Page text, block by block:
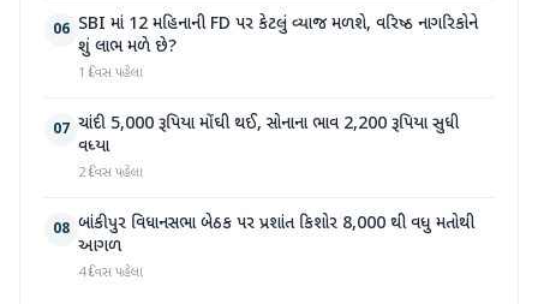
06 SBI માં 12 મહિનાની FD પર કેટલું વ્યાજ મળશે, વરિષ્ઠ નાગરિકોને
શું લાભ મળે છે?
1 દિવસ પહેલા
07 ચાંદી 5,000 રૂપિયા મોંઘી થઈ, સોનાના ભાવ 2,200 રૂપિયા સુધી
વધ્યા
2 દિવસ પહેલા
08 બાંકીપુર વિધાનસભા બેઠક પર પ્રશાંત કિશોર 8,000 થી વધુ મતોથી
આગળ
4 દિવસ પહેલા